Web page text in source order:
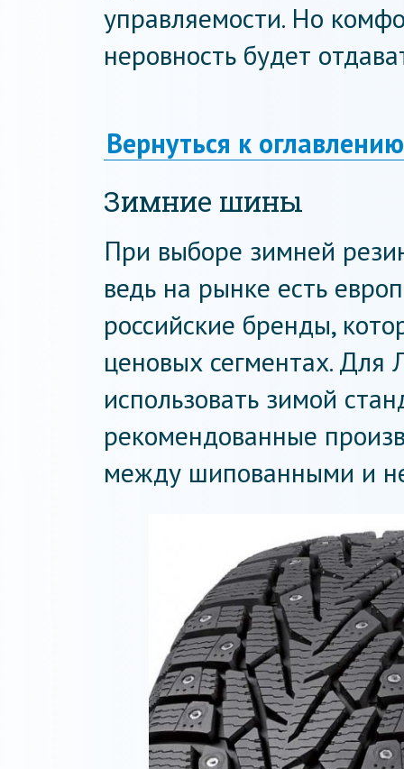
управляемости. Но
неровность будет
Вернуться к оглавлению
Зимние шины
При выборе зимней
ведь на рынке есть
российские бренды,
ценовых сегментах. Для
использовать зимой
рекомендованные
между шипованными и